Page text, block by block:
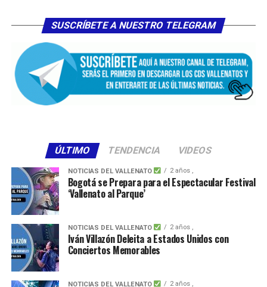
SUSCRÍBETE A NUESTRO TELEGRAM
ÚLTIMO TENDENCIA VIDEOS
NOTICIAS DEL VALLENATO 2 años ,
Bogotá se Prepara para el Espectacular Festival
‘Vallenato al Parque’
NOTICIAS DEL VALLENATO 2 años ,
Iván Villazón Deleita a Estados Unidos con
Conciertos Memorables
NOTICIAS DEL VALLENATO 2 años ,